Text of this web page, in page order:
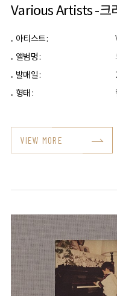
Various Artists -크
아티스트 :
앨범명 :
발매일 :
형태 :
VIEW MORE